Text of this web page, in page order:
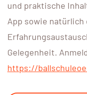
und praktische
App sowie
Gelegenheit.
https://